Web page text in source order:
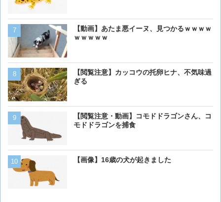
【動画】あたま悪イーヌ、見つかるｗｗｗｗ
ｗｗｗｗｗ
【閲覧注意】カッコウの托卵ヒナ、不気味過
ぎる
【閲覧注意・動画】コモドドラゴンさん、コ
モドドラゴンを捕食
【画像】16歳の犬が起きました
【画像】猫が抱きついてく
【画像】ボクの横に来る実
【画像】イッヌ、リモコ
を切る
【動画】男性、ロバにちょ